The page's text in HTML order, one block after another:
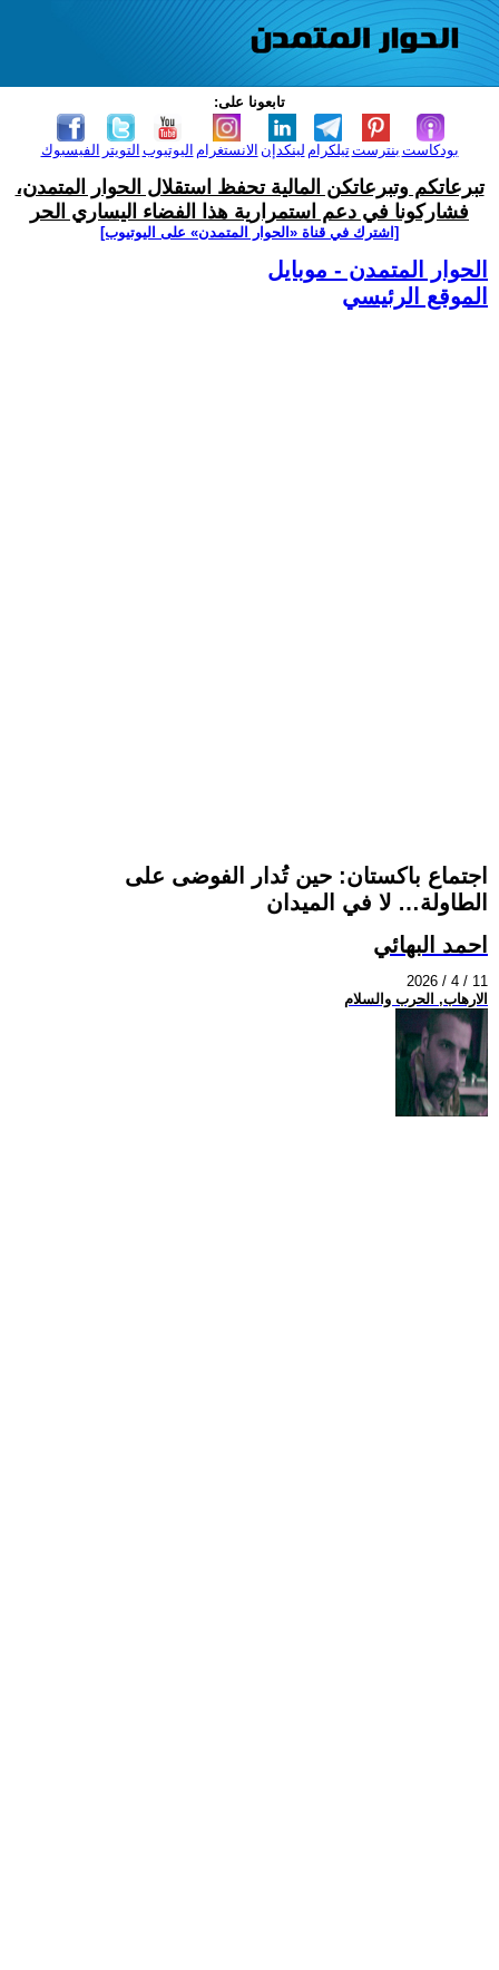
تابعونا على:
الفيسبوك التويتر اليوتيوب الانستغرام لينكدإن تيلكرامبنترست بودكاست
تبرعاتكم وتبرعاتكن المالية تحفظ استقلال الحوار المتمدن،
فشاركونا في دعم استمرارية هذا الفضاء اليساري الحر
[اشترك في قناة ‫«الحوار المتمدن» على اليوتيوب]
الحوار المتمدن - موبايل
الموقع الرئيسي
اجتماع باكستان: حين تُدار الفوضى على
الطاولة… لا في الميدان
احمد البهائي
2026 / 4 / 11
الارهاب, الحرب والسلام